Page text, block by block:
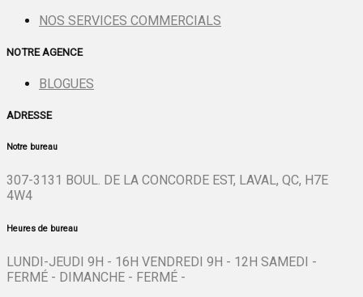
NOS SERVICES COMMERCIALS
NOTRE AGENCE
BLOGUES
ADRESSE
Notre bureau
307-3131 BOUL. DE LA CONCORDE EST, LAVAL, QC, H7E
4W4
Heures de bureau
LUNDI-JEUDI 9H - 16H VENDREDI 9H - 12H SAMEDI -
FERMÉ - DIMANCHE - FERMÉ -